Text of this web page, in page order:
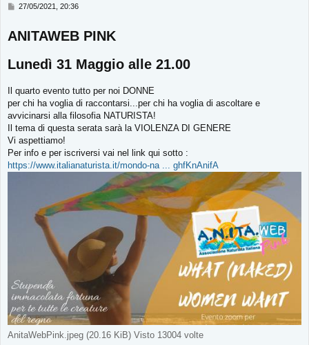
M
s
g
o
27/05/2021, 20:36
ANITAWEB PINK
Lunedì 31 Maggio alle 21.00
Il quarto evento tutto per noi DONNE
per chi ha voglia di raccontarsi...per chi ha voglia di ascoltare e
avvicinarsi alla filosofia NATURISTA!
Il tema di questa serata sarà la VIOLENZA DI GENERE
Vi aspettiamo!
Per info e per iscriversi vai nel link qui sotto :
https://www.italianaturista.it/mondo-na ... ghfKnAnifA
AnitaWebPink.jpeg (20.16 KiB) Visto 13004 volte